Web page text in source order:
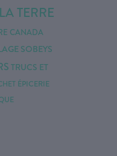
TERRE
CANADA
SOBEYS
TRUCS ET
ÉPICERIE